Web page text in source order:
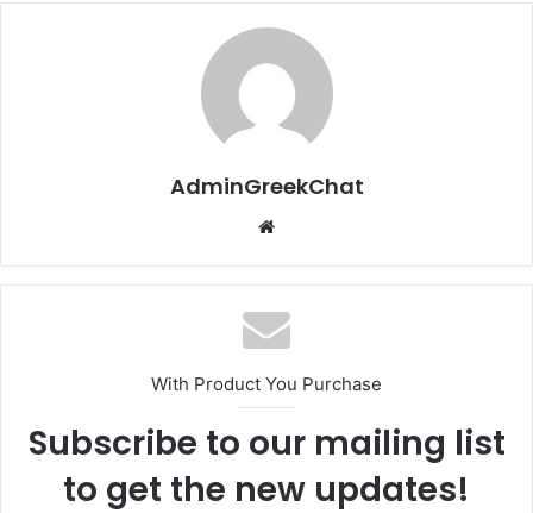
AdminGreekChat
With Product You Purchase
Subscribe to our mailing list
to get the new updates!